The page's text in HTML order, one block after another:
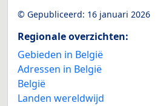
© Gepubliceerd: 16 januari 2026
Regionale overzichten:
Gebieden in België
Adressen in België
België
Landen wereldwijd